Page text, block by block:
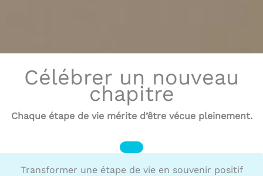
Célébrer un nouveau
chapitre
Chaque étape de vie mérite d’être vécue pleinement.
Transformer une étape de vie en souvenir positif